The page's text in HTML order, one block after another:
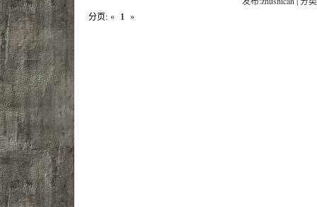
分页: « 1 »